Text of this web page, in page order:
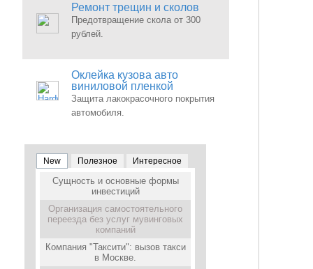
Ремонт трещин и сколов
Предотвращение скола от 300
рублей.
Оклейка кузова авто
виниловой пленкой
Защита лакокрасочного покрытия
автомобиля.
New Полезное Интересное
Сущность и основные формы
инвестиций
Организация самостоятельного
переезда без услуг мувинговых
компаний
Компания "Таксити": вызов такси
в Москве.